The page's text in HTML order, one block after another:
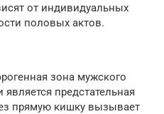
от индивидуальных
половых актов.
зона мужского
предстательная
прямую кишку вызывает